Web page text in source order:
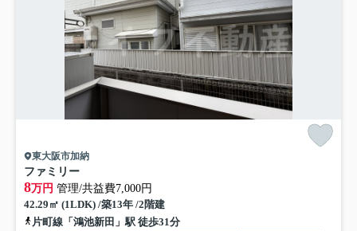
東大阪市加納
ファミリー
8万円 管理/共益費7,000円
42.29㎡ (1LDK) /築13年 /2階建
片町線「鴻池新田」駅 徒歩31分